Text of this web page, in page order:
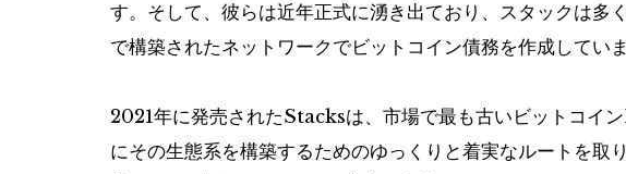
す。そして、彼らは近年正式に湧き出ており、スタックは多
で構築されたネットワークでビットコイン債務を作成していま
2021年に発売されたStacksは、市場で最も古いビットコイ
にその生態系を構築するためのゆっくりと着実なルートを取